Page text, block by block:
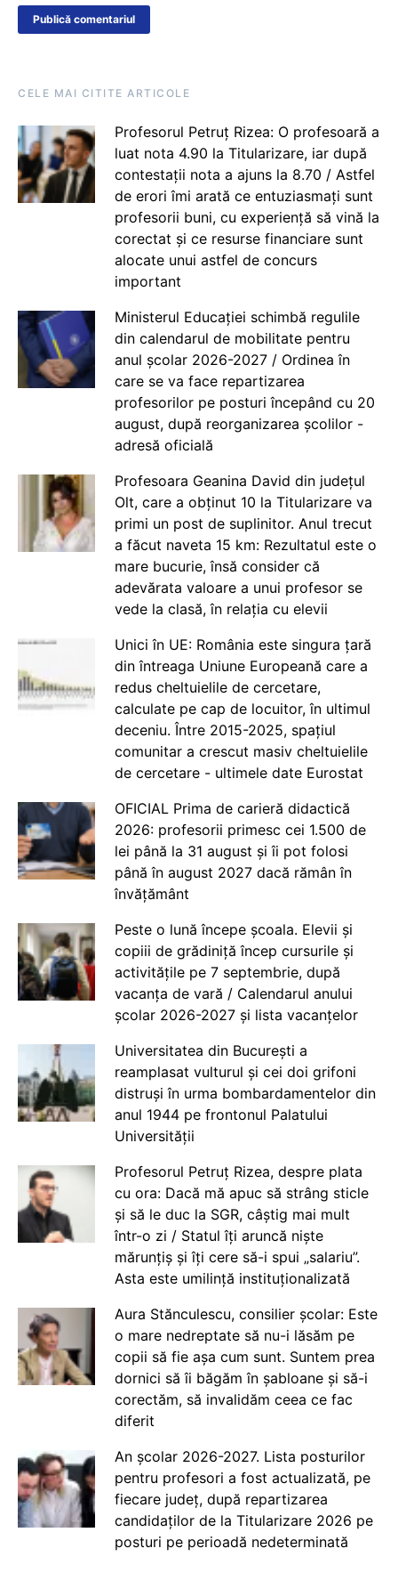
CELE MAI CITITE ARTICOLE
Profesorul Petruț Rizea: O profesoară a
luat nota 4.90 la Titularizare, iar după
contestații nota a ajuns la 8.70 / Astfel
de erori îmi arată ce entuziasmați sunt
profesorii buni, cu experiență să vină la
corectat și ce resurse financiare sunt
alocate unui astfel de concurs
important
Ministerul Educației schimbă regulile
din calendarul de mobilitate pentru
anul școlar 2026-2027 / Ordinea în
care se va face repartizarea
profesorilor pe posturi începând cu 20
august, după reorganizarea școlilor -
adresă oficială
Profesoara Geanina David din județul
Olt, care a obținut 10 la Titularizare va
primi un post de suplinitor. Anul trecut
a făcut naveta 15 km: Rezultatul este o
mare bucurie, însă consider că
adevărata valoare a unui profesor se
vede la clasă, în relația cu elevii
Unici în UE: România este singura țară
din întreaga Uniune Europeană care a
redus cheltuielile de cercetare,
calculate pe cap de locuitor, în ultimul
deceniu. Între 2015-2025, spațiul
comunitar a crescut masiv cheltuielile
de cercetare - ultimele date Eurostat
OFICIAL Prima de carieră didactică
2026: profesorii primesc cei 1.500 de
lei până la 31 august și îi pot folosi
până în august 2027 dacă rămân în
învățământ
Peste o lună începe școala. Elevii și
copiii de grădiniță încep cursurile și
activitățile pe 7 septembrie, după
vacanța de vară / Calendarul anului
școlar 2026-2027 și lista vacanțelor
Universitatea din București a
reamplasat vulturul și cei doi grifoni
distruși în urma bombardamentelor din
anul 1944 pe frontonul Palatului
Universității
Profesorul Petruț Rizea, despre plata
cu ora: Dacă mă apuc să strâng sticle
și să le duc la SGR, câștig mai mult
într-o zi / Statul îți aruncă niște
mărunțiș și îți cere să-i spui „salariu”.
Asta este umilință instituționalizată
Aura Stănculescu, consilier școlar: Este
o mare nedreptate să nu-i lăsăm pe
copii să fie așa cum sunt. Suntem prea
dornici să îi băgăm în șabloane și să-i
corectăm, să invalidăm ceea ce fac
diferit
An școlar 2026-2027. Lista posturilor
pentru profesori a fost actualizată, pe
fiecare județ, după repartizarea
candidaților de la Titularizare 2026 pe
posturi pe perioadă nedeterminată